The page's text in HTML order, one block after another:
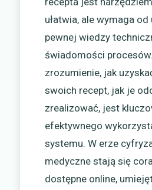
ułatwia, ale wymaga
pewnej wiedzy
świadomości
zrozumienie, jak
swoich recept, jak je
zrealizować, jest
efektywnego
systemu. W erze
medyczne stają się
dostępne online,